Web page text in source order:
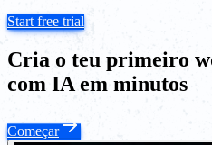
Start free trial
Cria o teu primeiro
com IA em minutos
Começar